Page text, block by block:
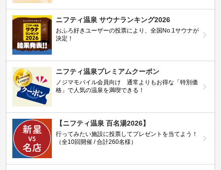
ニフティ温泉 サウナランキング2026
おふろ好きユーザーの投票により、全国No.1サウナが
決定！
ニフティ温泉プレミアムクーポン
ノジマモバイル会員向け 通常よりもお得な「特別価
格」で人気の温泉を満喫できる！
【ニフティ温泉 百名湯2026】
行ってみたい施設に投票してプレゼントを当てよう！
（全10回開催 / 合計260名様）